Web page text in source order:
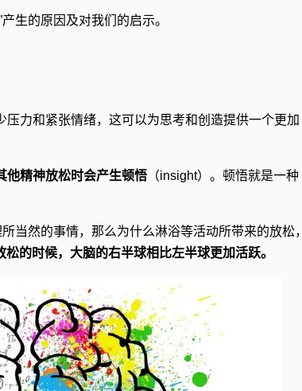
生的原因及对我们的启示。
力和紧张情绪，这可以为思考和创造提供一个更加
他精神放松时会产生顿悟 （insight）。顿悟就是一种
当然的事情，那么为什么淋浴等活动所带来的放松，
的时候，大脑的右半球相比左半球更加活跃。